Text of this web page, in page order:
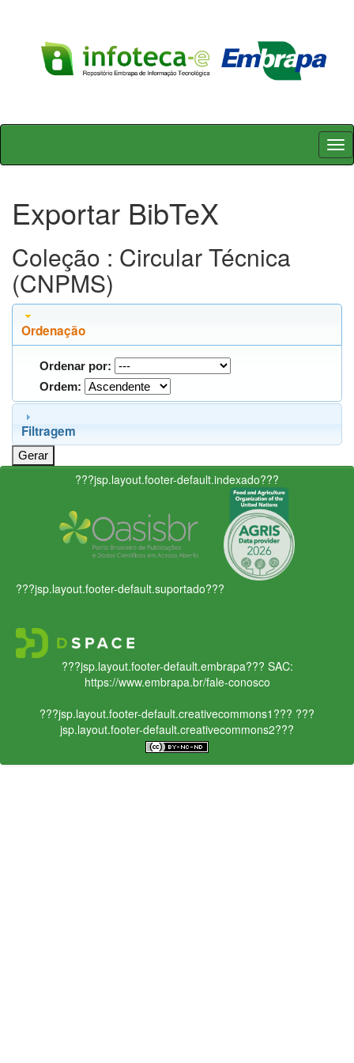
Skip
Exportar BibTeX
Coleção : Circular Técnica
(CNPMS)
Ordenação
Ordenar por:
Ordem:
Filtragem
???jsp.layout.footer-default.indexado???
???jsp.layout.footer-default.suportado???
???jsp.layout.footer-default.embrapa??? SAC:
https://www.embrapa.br/fale-conosco
???jsp.layout.footer-default.creativecommons1??? ???
jsp.layout.footer-default.creativecommons2???